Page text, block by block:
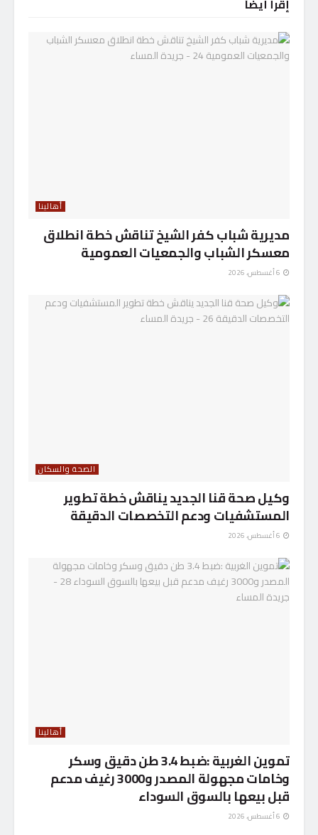
إقرأ أيضاً
أهالينا
مديرية شباب كفر الشيخ تناقش خطة انطلاق
معسكر الشباب والجمعيات العمومية
الصحة والسكان
وكيل صحة قنا الجديد يناقش خطة تطوير
المستشفيات ودعم التخصصات الدقيقة
أهالينا
تموين الغربية :ضبط 3.4 طن دقيق وسكر
وخامات مجهولة المصدر و3000 رغيف مدعم
قبل بيعها بالسوق السوداء